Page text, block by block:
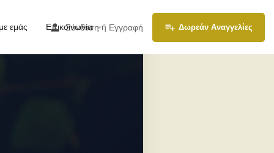
εμάς Επικοινωνία
Σύνδεση ή Εγγραφή Δωρεάν Αναγγελίες